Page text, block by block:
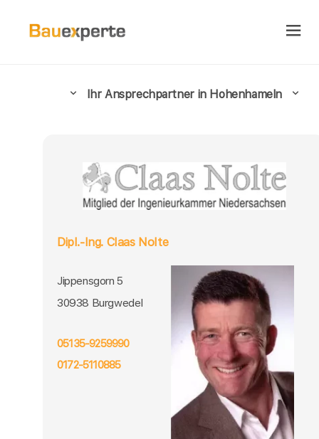
Ihr Ansprechpartner in Hohenhameln
Dipl.-Ing. Claas Nolte
Jippensgorn 5
30938 Burgwedel
05135-9259990
0172-5110885